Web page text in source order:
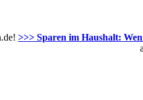
>>> Sparen im Haushalt: